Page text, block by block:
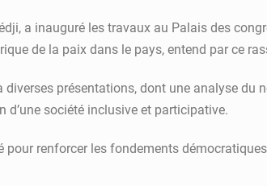
a inauguré les travaux au Palais des
de la paix dans le pays, entend par ce
présentations, dont une analyse du
société inclusive et participative.
pour renforcer les fondements